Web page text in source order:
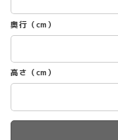
奥行（cm）
高さ（cm）